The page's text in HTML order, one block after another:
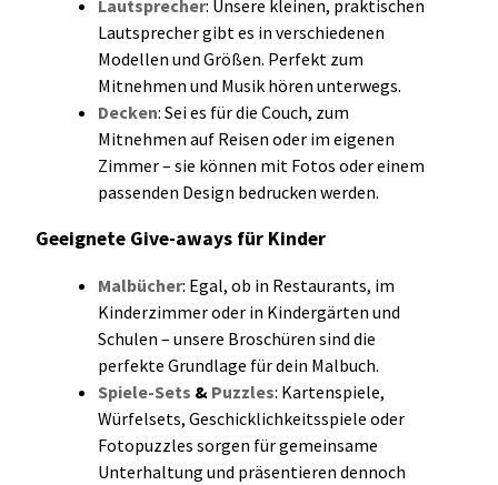
Lautsprecher: Unsere kleinen, praktischen
Lautsprecher gibt es in verschiedenen
Modellen und Größen. Perfekt zum
Mitnehmen und Musik hören unterwegs.
Decken: Sei es für die Couch, zum
Mitnehmen auf Reisen oder im eigenen
Zimmer – sie können mit Fotos oder einem
passenden Design bedrucken werden.
Geeignete Give-aways für Kinder
Malbücher: Egal, ob in Restaurants, im
Kinderzimmer oder in Kindergärten und
Schulen – unsere Broschüren sind die
perfekte Grundlage für dein Malbuch.
Spiele-Sets & Puzzles: Kartenspiele,
Würfelsets, Geschicklichkeitsspiele oder
Fotopuzzles sorgen für gemeinsame
Unterhaltung und präsentieren dennoch